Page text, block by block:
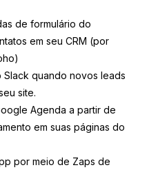
de formulário do
em seu CRM (por
Slack quando novos leads
site.
Agenda a partir de
em suas páginas do
por meio de Zaps de